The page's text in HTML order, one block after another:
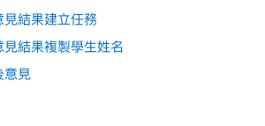
見結果建立任務
見結果複製學生姓名
意見